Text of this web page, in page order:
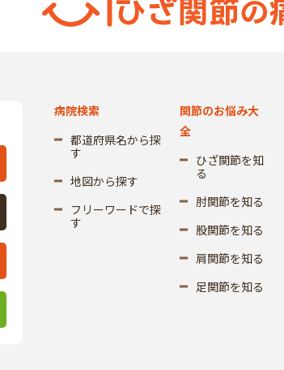
病院検索
都道府県名から探
す
地図から探す
フリーワードで探
す
関節のお悩み大
全
ひざ関節を知
る
肘関節を知る
股関節を知る
肩関節を知る
足関節を知る